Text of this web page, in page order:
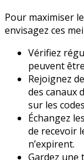
Pour maximiser
envisagez ces
Vérifiez
peuvent
Rejoignez
des canaux
sur les
Échangez
de recevoir
n’expirent.
Gardez une